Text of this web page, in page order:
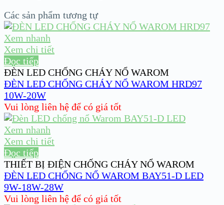
Các sản phẩm tương tự
Xem nhanh
Xem chi tiết
Đọc tiếp
ĐÈN LED CHỐNG CHÁY NỔ WAROM
ĐÈN LED CHỐNG CHÁY NỔ WAROM HRD97
10W-20W
Vui lòng liên hệ để có giá tốt
Xem nhanh
Xem chi tiết
Đọc tiếp
THIẾT BỊ ĐIỆN CHỐNG CHÁY NỔ WAROM
ĐÈN LED CHỐNG NỔ WAROM BAY51-D LED
9W-18W-28W
Vui lòng liên hệ để có giá tốt